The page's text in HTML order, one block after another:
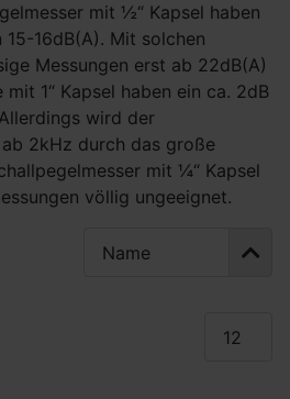
mit ½“ Kapsel haben
16dB(A). Mit solchen
Messungen erst ab 22dB(A)
1“ Kapsel haben ein ca. 2dB
wird der
2kHz durch das große
mit ¼“ Kapsel
völlig ungeeignet.